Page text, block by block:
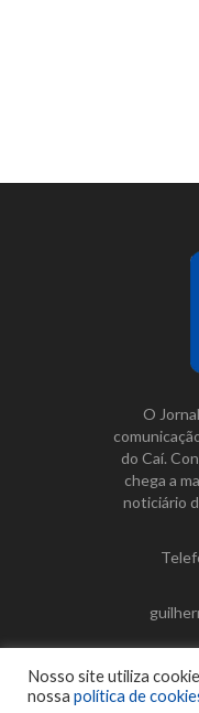
O
do Caí.
chega a
noticiário
Nosso site utiliza
nossa política de